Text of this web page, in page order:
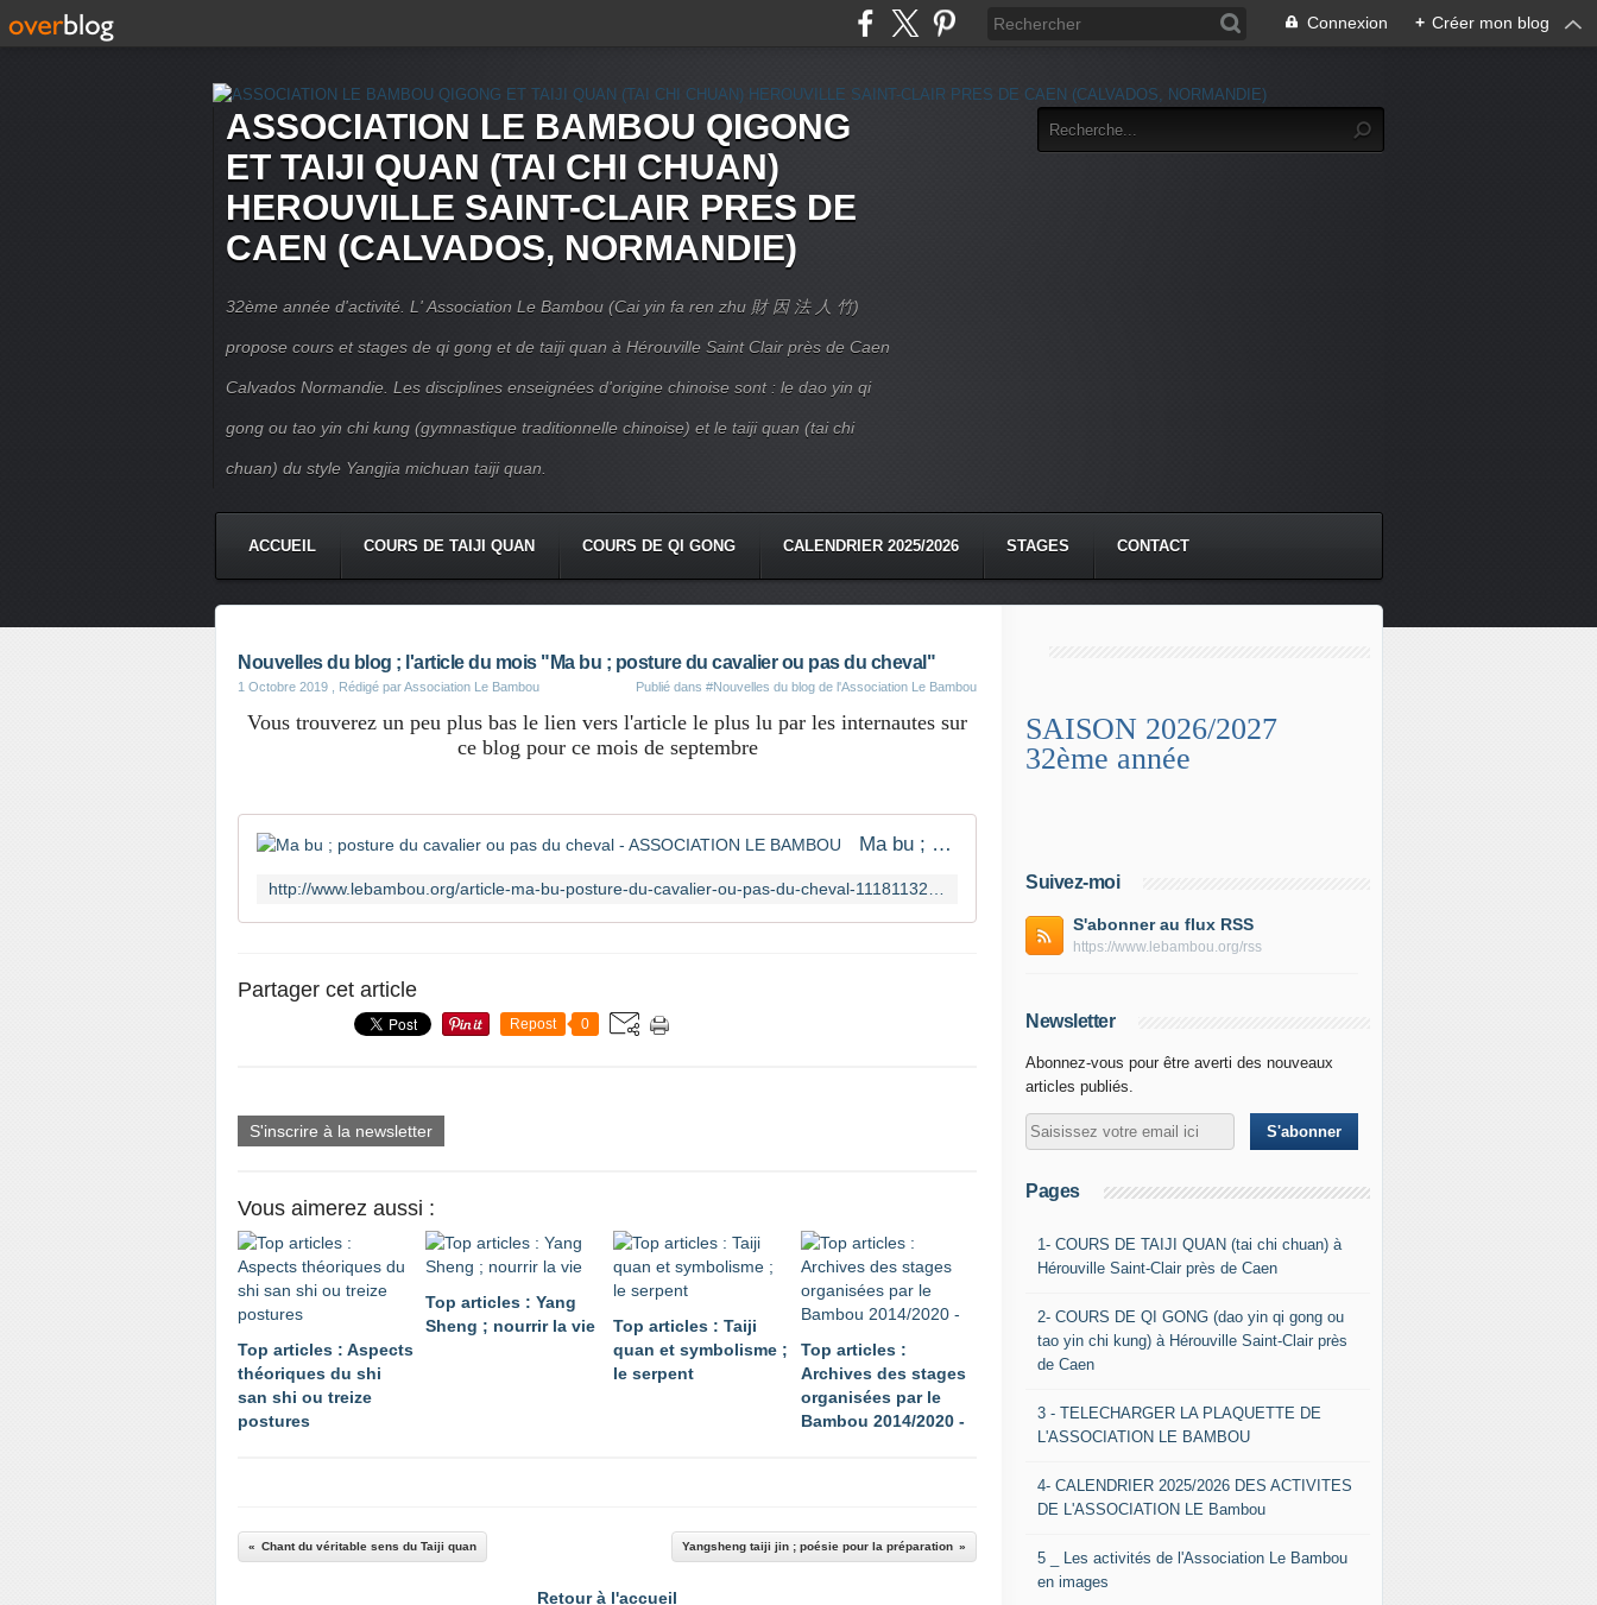
Connexion + Créer mon blog
ASSOCIATION LE BAMBOU QIGONG
ET TAIJI QUAN (TAI CHI CHUAN)
HEROUVILLE SAINT-CLAIR PRES DE
CAEN (CALVADOS, NORMANDIE)
32ème année d'activité. L' Association Le Bambou (Cai yin fa ren zhu 財 因 法 人 竹)
propose cours et stages de qi gong et de taiji quan à Hérouville Saint Clair près de Caen
Calvados Normandie. Les disciplines enseignées d'origine chinoise sont : le dao yin qi
gong ou tao yin chi kung (gymnastique traditionnelle chinoise) et le taiji quan (tai chi
chuan) du style Yangjia michuan taiji quan.
ACCUEIL COURS DE TAIJI QUAN COURS DE QI GONG CALENDRIER 2025/2026 STAGES CONTACT
Nouvelles du blog ; l'article du mois "Ma bu ; posture du cavalier ou pas du cheval"
1 Octobre 2019 , Rédigé par Association Le Bambou Publié dans #Nouvelles du blog de l'Association Le Bambou
Vous trouverez un peu plus bas le lien vers l'article le plus lu par les internautes sur
ce blog pour ce mois de septembre
Ma bu ; posture du cavalier ou pas du cheval - ASSOCIATION LE BAMBOU
Partager cet article
Repost 0
S'inscrire à la newsletter
Vous aimerez aussi :
Top articles : Aspects
théoriques du shi
san shi ou treize
postures
Top articles : Yang
Sheng ; nourrir la vie
Top articles : Taiji
quan et symbolisme ;
le serpent
Top articles :
Archives des stages
organisées par le
Bambou 2014/2020 -
Chant du véritable sens du Taiji quan Yangsheng taiji jin ; poésie pour la préparation
Retour à l'accueil
SAISON 2026/2027
32ème année
Suivez-moi
S'abonner au flux RSS
https://www.lebambou.org/rss
Newsletter
Abonnez-vous pour être averti des nouveaux
articles publiés.
Pages
1- COURS DE TAIJI QUAN (tai chi chuan) à
Hérouville Saint-Clair près de Caen
2- COURS DE QI GONG (dao yin qi gong ou
tao yin chi kung) à Hérouville Saint-Clair près
de Caen
3 - TELECHARGER LA PLAQUETTE DE
L'ASSOCIATION LE BAMBOU
4- CALENDRIER 2025/2026 DES ACTIVITES
DE L'ASSOCIATION LE Bambou
5 _ Les activités de l'Association Le Bambou
en images